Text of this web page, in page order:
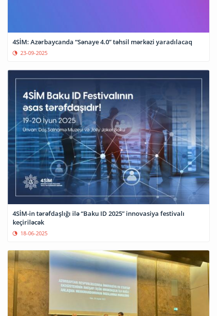
4SİM: Azərbaycanda “Sənaye 4.0” təhsil mərkəzi yaradılacaq
23-09-2025
4SİM-in tərəfdaşlığı ilə “Baku ID 2025” innovasiya festivalı
keçiriləcək
18-06-2025